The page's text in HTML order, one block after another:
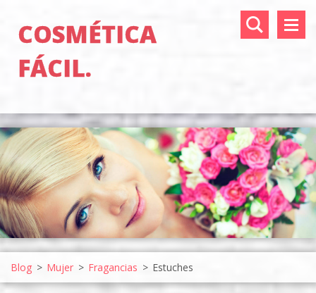
COSMÉTICA
FÁCIL.
Blog > Mujer > Fragancias > Estuches